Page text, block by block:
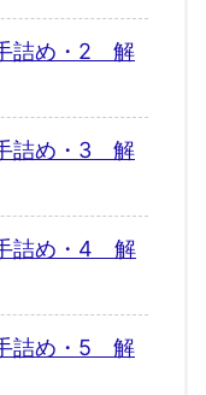
詰め・2 解
詰め・3 解
詰め・4 解
詰め・5 解